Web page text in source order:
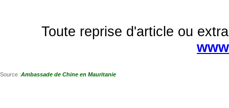
Toute reprise d'article ou
Source :Ambassade de Chine en Mauritanie